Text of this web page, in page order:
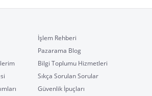
İşlem Rehberi
Pazarama Blog
Bilgi Toplumu Hizmetleri
Sıkça Sorulan Sorular
Güvenlik İpuçları